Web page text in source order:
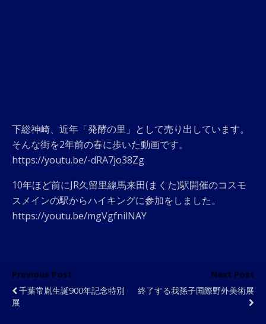
下総神崎、近年「発酵の里」として売り出しています。
そんな街を2年前の春に歩いた動画です。
https://youtu.be/-dRA7jo38Zg
10年ほど前にJR久留里線馬来田(まくた)駅開催のコスモ
スメインの駅からハイキングに参加をしました。
https://youtu.be/mgVgfnilNAY
Previous Post
千葉常胤生誕900年記念特別
展
Next Post
終了する我孫子国際野外美術展